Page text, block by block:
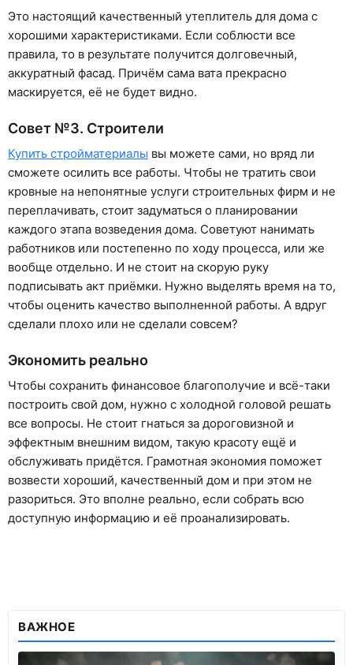
Это настоящий качественный утеплитель для дома с
хорошими характеристиками. Если соблюсти все
правила, то в результате получится долговечный,
аккуратный фасад. Причём сама вата прекрасно
маскируется, её не будет видно.
Совет №3. Строители
Купить стройматериалы вы можете сами, но вряд ли
сможете осилить все работы. Чтобы не тратить свои
кровные на непонятные услуги строительных фирм и не
переплачивать, стоит задуматься о планировании
каждого этапа возведения дома. Советуют нанимать
работников или постепенно по ходу процесса, или же
вообще отдельно. И не стоит на скорую руку
подписывать акт приёмки. Нужно выделять время на то,
чтобы оценить качество выполненной работы. А вдруг
сделали плохо или не сделали совсем?
Экономить реально
Чтобы сохранить финансовое благополучие и всё-таки
построить свой дом, нужно с холодной головой решать
все вопросы. Не стоит гнаться за дороговизной и
эффектным внешним видом, такую красоту ещё и
обслуживать придётся. Грамотная экономия поможет
возвести хороший, качественный дом и при этом не
разориться. Это вполне реально, если собрать всю
доступную информацию и её проанализировать.
ВАЖНОЕ